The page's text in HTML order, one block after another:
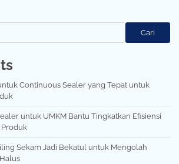
Cari
Continuous Sealer yang Tepat untuk
untuk UMKM Bantu Tingkatkan Efisiensi
Produk
Sekam Jadi Bekatul untuk Mengolah